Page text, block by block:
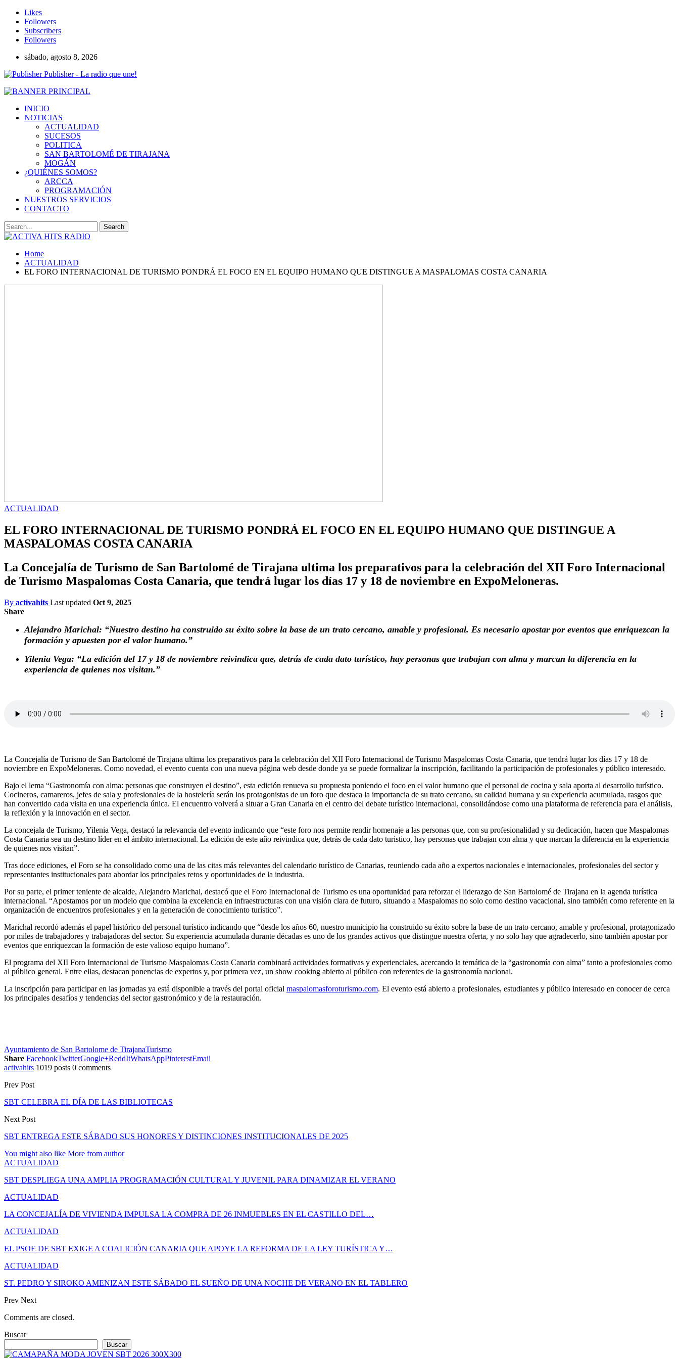
Likes
Followers
Subscribers
Followers
sábado, agosto 8, 2026
Publisher - La radio que une!
INICIO
NOTICIAS
ACTUALIDAD
SUCESOS
POLITICA
SAN BARTOLOMÉ DE TIRAJANA
MOGÁN
¿QUIÉNES SOMOS?
ARCCA
PROGRAMACIÓN
NUESTROS SERVICIOS
CONTACTO
Home
ACTUALIDAD
EL FORO INTERNACIONAL DE TURISMO PONDRÁ EL FOCO EN EL EQUIPO HUMANO QUE DISTINGUE A MASPALOMAS COSTA CANARIA
ACTUALIDAD
EL FORO INTERNACIONAL DE TURISMO PONDRÁ EL FOCO EN EL EQUIPO HUMANO QUE DISTINGUE A
MASPALOMAS COSTA CANARIA
La Concejalía de Turismo de San Bartolomé de Tirajana ultima los preparativos para la celebración del XII Foro Internacional
de Turismo Maspalomas Costa Canaria, que tendrá lugar los días 17 y 18 de noviembre en ExpoMeloneras.
By activahits Last updated Oct 9, 2025
Share
Alejandro Marichal: “Nuestro destino ha construido su éxito sobre la base de un trato cercano, amable y profesional. Es necesario apostar por eventos que enriquezcan la
formación y apuesten por el valor humano.”
Yilenia Vega: “La edición del 17 y 18 de noviembre reivindica que, detrás de cada dato turístico, hay personas que trabajan con alma y marcan la diferencia en la
experiencia de quienes nos visitan.”
La Concejalía de Turismo de San Bartolomé de Tirajana ultima los preparativos para la celebración del XII Foro Internacional de Turismo Maspalomas Costa Canaria, que tendrá lugar los días 17 y 18 de
noviembre en ExpoMeloneras. Como novedad, el evento cuenta con una nueva página web desde donde ya se puede formalizar la inscripción, facilitando la participación de profesionales y público interesado.
Bajo el lema “Gastronomía con alma: personas que construyen el destino”, esta edición renueva su propuesta poniendo el foco en el valor humano que el personal de cocina y sala aporta al desarrollo turístico.
Cocineros, camareros, jefes de sala y profesionales de la hostelería serán los protagonistas de un foro que destaca la importancia de su trato cercano, su calidad humana y su experiencia acumulada, rasgos que
han convertido cada visita en una experiencia única. El encuentro volverá a situar a Gran Canaria en el centro del debate turístico internacional, consolidándose como una plataforma de referencia para el análisis,
la reflexión y la innovación en el sector.
La concejala de Turismo, Yilenia Vega, destacó la relevancia del evento indicando que “este foro nos permite rendir homenaje a las personas que, con su profesionalidad y su dedicación, hacen que Maspalomas
Costa Canaria sea un destino líder en el ámbito internacional. La edición de este año reivindica que, detrás de cada dato turístico, hay personas que trabajan con alma y que marcan la diferencia en la experiencia
de quienes nos visitan”.
Tras doce ediciones, el Foro se ha consolidado como una de las citas más relevantes del calendario turístico de Canarias, reuniendo cada año a expertos nacionales e internacionales, profesionales del sector y
representantes institucionales para abordar los principales retos y oportunidades de la industria.
Por su parte, el primer teniente de alcalde, Alejandro Marichal, destacó que el Foro Internacional de Turismo es una oportunidad para reforzar el liderazgo de San Bartolomé de Tirajana en la agenda turística
internacional. “Apostamos por un modelo que combina la excelencia en infraestructuras con una visión clara de futuro, situando a Maspalomas no solo como destino vacacional, sino también como referente en la
organización de encuentros profesionales y en la generación de conocimiento turístico”.
Marichal recordó además el papel histórico del personal turístico indicando que “desde los años 60, nuestro municipio ha construido su éxito sobre la base de un trato cercano, amable y profesional, protagonizado
por miles de trabajadores y trabajadoras del sector. Su experiencia acumulada durante décadas es uno de los grandes activos que distingue nuestra oferta, y no solo hay que agradecerlo, sino también apostar por
eventos que enriquezcan la formación de este valioso equipo humano”.
El programa del XII Foro Internacional de Turismo Maspalomas Costa Canaria combinará actividades formativas y experienciales, acercando la temática de la “gastronomía con alma” tanto a profesionales como
al público general. Entre ellas, destacan ponencias de expertos y, por primera vez, un show cooking abierto al público con referentes de la gastronomía nacional.
La inscripción para participar en las jornadas ya está disponible a través del portal oficial maspalomasforoturismo.com. El evento está abierto a profesionales, estudiantes y público interesado en conocer de cerca
los principales desafíos y tendencias del sector gastronómico y de la restauración.
Ayuntamiento de San Bartolome de TirajanaTurismo
Share FacebookTwitterGoogle+ReddItWhatsAppPinterestEmail
activahits 1019 posts 0 comments
Prev Post
SBT CELEBRA EL DÍA DE LAS BIBLIOTECAS
Next Post
SBT ENTREGA ESTE SÁBADO SUS HONORES Y DISTINCIONES INSTITUCIONALES DE 2025
You might also like More from author
ACTUALIDAD
SBT DESPLIEGA UNA AMPLIA PROGRAMACIÓN CULTURAL Y JUVENIL PARA DINAMIZAR EL VERANO
ACTUALIDAD
LA CONCEJALÍA DE VIVIENDA IMPULSA LA COMPRA DE 26 INMUEBLES EN EL CASTILLO DEL…
ACTUALIDAD
EL PSOE DE SBT EXIGE A COALICIÓN CANARIA QUE APOYE LA REFORMA DE LA LEY TURÍSTICA Y…
ACTUALIDAD
ST. PEDRO Y SIROKO AMENIZAN ESTE SÁBADO EL SUEÑO DE UNA NOCHE DE VERANO EN EL TABLERO
Prev Next
Comments are closed.
Buscar
Buscar